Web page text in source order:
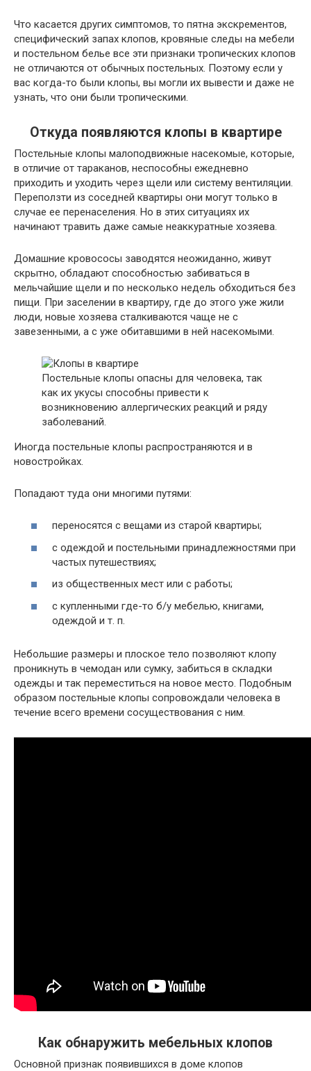
Что касается других симптомов, то пятна экскрементов,
специфический запах клопов, кровяные следы на мебели
и постельном белье все эти признаки тропических клопов
не отличаются от обычных постельных. Поэтому если у
вас когда-то были клопы, вы могли их вывести и даже не
узнать, что они были тропическими.
Откуда появляются клопы в квартире
Постельные клопы малоподвижные насекомые, которые,
в отличие от тараканов, неспособны ежедневно
приходить и уходить через щели или систему вентиляции.
Переползти из соседней квартиры они могут только в
случае ее перенаселения. Но в этих ситуациях их
начинают травить даже самые неаккуратные хозяева.
Домашние кровососы заводятся неожиданно, живут
скрытно, обладают способностью забиваться в
мельчайшие щели и по несколько недель обходиться без
пищи. При заселении в квартиру, где до этого уже жили
люди, новые хозяева сталкиваются чаще не с
завезенными, а с уже обитавшими в ней насекомыми.
Постельные клопы опасны для человека, так
как их укусы способны привести к
возникновению аллергических реакций и ряду
заболеваний.
Иногда постельные клопы распространяются и в
новостройках.
Попадают туда они многими путями:
переносятся с вещами из старой квартиры;
с одеждой и постельными принадлежностями при
частых путешествиях;
из общественных мест или с работы;
с купленными где-то б/у мебелью, книгами,
одеждой и т. п.
Небольшие размеры и плоское тело позволяют клопу
проникнуть в чемодан или сумку, забиться в складки
одежды и так переместиться на новое место. Подобным
образом постельные клопы сопровождали человека в
течение всего времени сосуществования с ним.
Как обнаружить мебельных клопов
Основной признак появившихся в доме клопов